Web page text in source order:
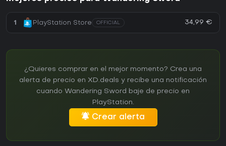
1 PlayStation Store OFFICIAL 34,99 €
¿Quieres comprar en el mejor momento? Crea una
alerta de precio en XD.deals y recibe una notificación
cuando Wandering Sword baje de precio en
PlayStation.
Crear alerta